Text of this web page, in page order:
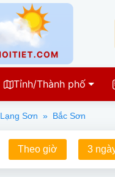
Tỉnh/Thành phố
Lạng Sơn » Bắc Sơn
Theo giờ 3